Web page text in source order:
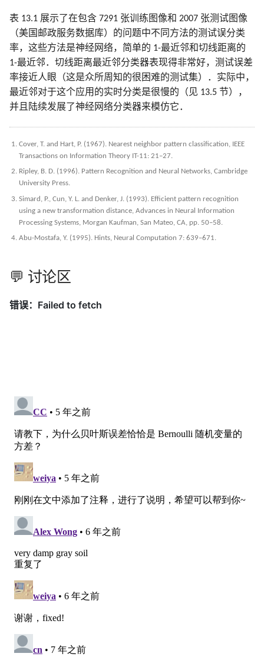
表 13.1 展示了在包含 7291 张训练图像和 2007 张测试图像
（美国邮政服务数据库）的问题中不同方法的测试误分类
率，这些方法是神经网络，简单的 1-最近邻和切线距离的
1-最近邻．切线距离最近邻分类器表现得非常好，测试误差
率接近人眼（这是众所周知的很困难的测试集）．实际中，
最近邻对于这个应用的实时分类是很慢的（见 13.5 节），
并且陆续发展了神经网络分类器来模仿它．
Cover, T. and Hart, P. (1967). Nearest neighbor pattern classification, IEEE
Transactions on Information Theory IT-11: 21–27.
Ripley, B. D. (1996). Pattern Recognition and Neural Networks, Cambridge
University Press.
Simard, P., Cun, Y. L. and Denker, J. (1993). Efficient pattern recognition
using a new transformation distance, Advances in Neural Information
Processing Systems, Morgan Kaufman, San Mateo, CA, pp. 50–58.
Abu-Mostafa, Y. (1995). Hints, Neural Computation 7: 639–671.
💬 讨论区